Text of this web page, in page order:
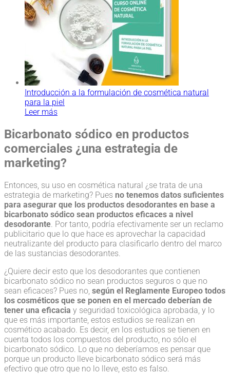
Introducción a la formulación de cosmética natural
para la piel
Leer más
Bicarbonato sódico en productos
comerciales ¿una estrategia de
marketing?
Entonces, su uso en cosmética natural ¿se trata de una
estrategia de marketing? Pues no tenemos datos suficientes
para asegurar que los productos desodorantes en base a
bicarbonato sódico sean productos eficaces a nivel
desodorante . Por tanto, podría efectivamente ser un reclamo
publicitario que lo que hace es aprovechar la capacidad
neutralizante del producto para clasificarlo dentro del marco
de las sustancias desodorantes.
¿Quiere decir esto que los desodorantes que contienen
bicarbonato sódico no sean productos seguros o que no
sean eficaces? Pues no, según el Reglamente Europeo todos
los cosméticos que se ponen en el mercado deberían de
tener una eficacia y seguridad toxicológica aprobada, y lo
que es más importante, estos estudios se realizan en
cosmético acabado. Es decir, en los estudios se tienen en
cuenta todos los compuestos del producto, no sólo el
bicarbonato sódico. Lo que no deberíamos es pensar que
porque un producto lleve bicarbonato sódico será más
efectivo que otro que no lo lleve, esto es falso.